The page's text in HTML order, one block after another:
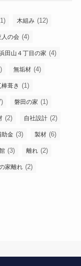
木組み (12)
人の会 (4)
田山４丁目の家 (4)
無垢材 (4)
棒葺き (1)
磐田の家 (1)
(2) 自社設計 (2)
助金 (3) 製材 (6)
(3) 離れ (2)
家離れ (2)